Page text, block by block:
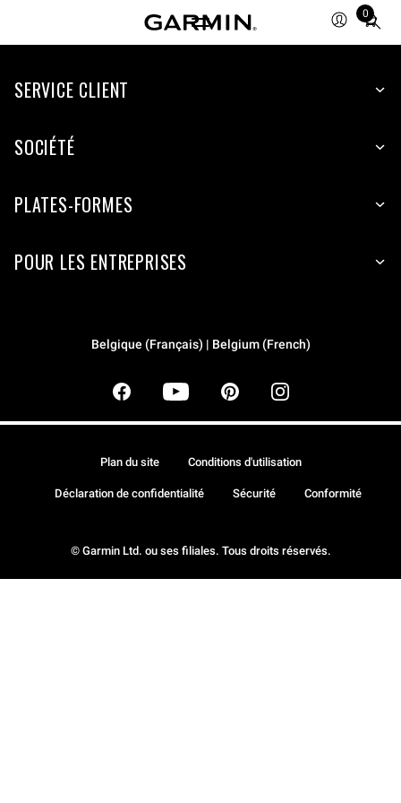
0
Total
items
cart:
SERVICE CLIENT
SOCIÉTÉ
PLATES-FORMES
POUR LES ENTREPRISES
Belgique (Français) | Belgium (French)
© Garmin Ltd. ou ses filiales. Tous droits réservés.
Plan du site Conditions d'utilisation
Déclaration de confidentialité Sécurité Conformité